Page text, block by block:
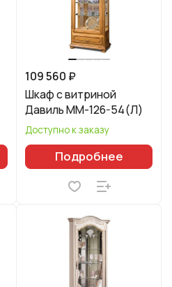
109 560 ₽
Шкаф с витриной
Давиль ММ-126-54(Л)
Доступно к заказу
Подробнее